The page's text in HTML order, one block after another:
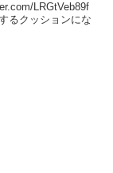
LRGtVeb89f
るクッションにな